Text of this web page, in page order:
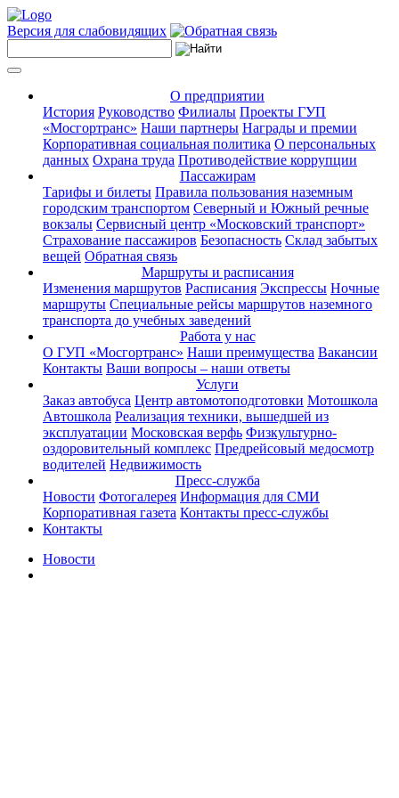
Версия для слабовидящих
О предприятии
История Руководство Филиалы Проекты ГУП
«Мосгортранс» Наши партнеры Награды и премии
Корпоративная социальная политика О персональных
данных Охрана труда Противодействие коррупции
Пассажирам
Тарифы и билеты Правила пользования наземным
городским транспортом Северный и Южный речные
вокзалы Сервисный центр «Московский транспорт»
Страхование пассажиров Безопасность Склад забытых
вещей Обратная связь
Маршруты и расписания
Изменения маршрутов Расписания Экспрессы Ночные
маршруты Специальные рейсы маршрутов наземного
транспорта до учебных заведений
Работа у нас
О ГУП «Мосгортранс» Наши преимущества Вакансии
Контакты Ваши вопросы – наши ответы
Услуги
Заказ автобуса Центр автомотоподготовки Мотошкола
Автошкола Реализация техники, вышедшей из
эксплуатации Московская верфь Физкультурно-
оздоровительный комплекс Предрейсовый медосмотр
водителей Недвижимость
Пресс-служба
Новости Фотогалерея Информация для СМИ
Корпоративная газета Контакты пресс-службы
Контакты
Новости